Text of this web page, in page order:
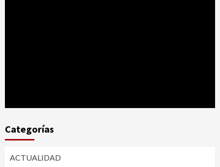
Categorías
ACTUALIDAD